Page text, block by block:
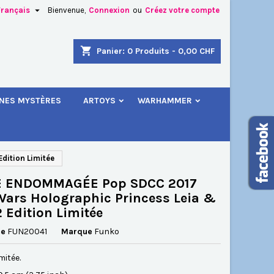
Bienvenue, Connexion ou Créez votre compte

shopping_cart Panier: 0 Produits - 0,00 CHF
MYSTÈRES ARTOYS WARHAMMER
Limitée
ENDOMMAGÉE Pop SDCC 2017
Holographic Princess Leia &
Edition Limitée
FUN20041 Marque Funko